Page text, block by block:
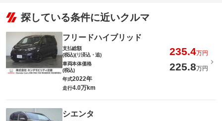
探している条件に近いクルマ
フリードハイブリッド
支払総額
(税込)(リ済込・追)
235.4万円
車両本体価格
(税込)
225.8万円
年式2022年
走行4.0万km
シエンタ